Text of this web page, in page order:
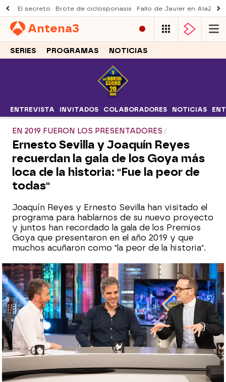
El secreto Brote de ciclosporiasis Fallo de Javier en AlaZ
Antena3
SERIES PROGRAMAS NOTICIAS
ENTREVISTA INVITADOS COLABORADORES NOTICIAS
EN 2019 FUERON LOS PRESENTADORES
Ernesto Sevilla y Joaquín Reyes
recuerdan la gala de los Goya más
loca de la historia: "Fue la peor de
todas"
Joaquín Reyes y Ernesto Sevilla han visitado el
programa para hablarnos de su nuevo proyecto
y juntos han recordado la gala de los Premios
Goya que presentaron en el año 2019 y que
muchos acuñaron como "la peor de la historia".
¡Parecen de película! Joaquín Reyes y
Ernesto Sevilla cuentan sus anécdotas
más increíbles
Revive la entrevista completa a Joaquín
Reyes y Ernesto Sevilla en 'El Hormiguero'